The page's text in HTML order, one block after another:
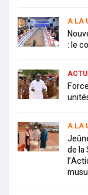
A LA
: le
A LA
de la